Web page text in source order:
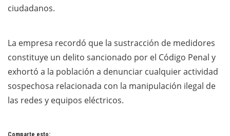
ciudadanos.
La empresa recordó que la sustracción de medidores
constituye un delito sancionado por el Código Penal y
exhortó a la población a denunciar cualquier actividad
sospechosa relacionada con la manipulación ilegal de
las redes y equipos eléctricos.
Comparte esto: